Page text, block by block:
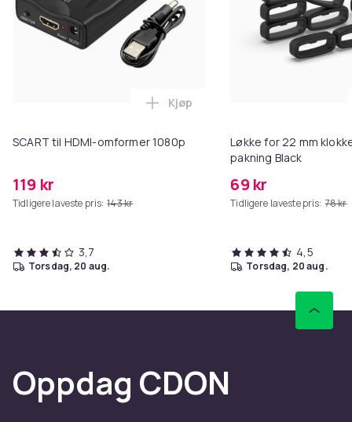
SCART til HDMI-omformer 1080p
119 kr
Tidligere laveste pris: 143 kr
Legg SCART til HDMI-omformer
Kjøp
3,7
torsdag, 20 aug.
Løkke for 22 mm
pakning Black
69 kr
Tidligere laveste pris: 78 kr
4,5
torsdag, 20 aug.
Oppdag CDON